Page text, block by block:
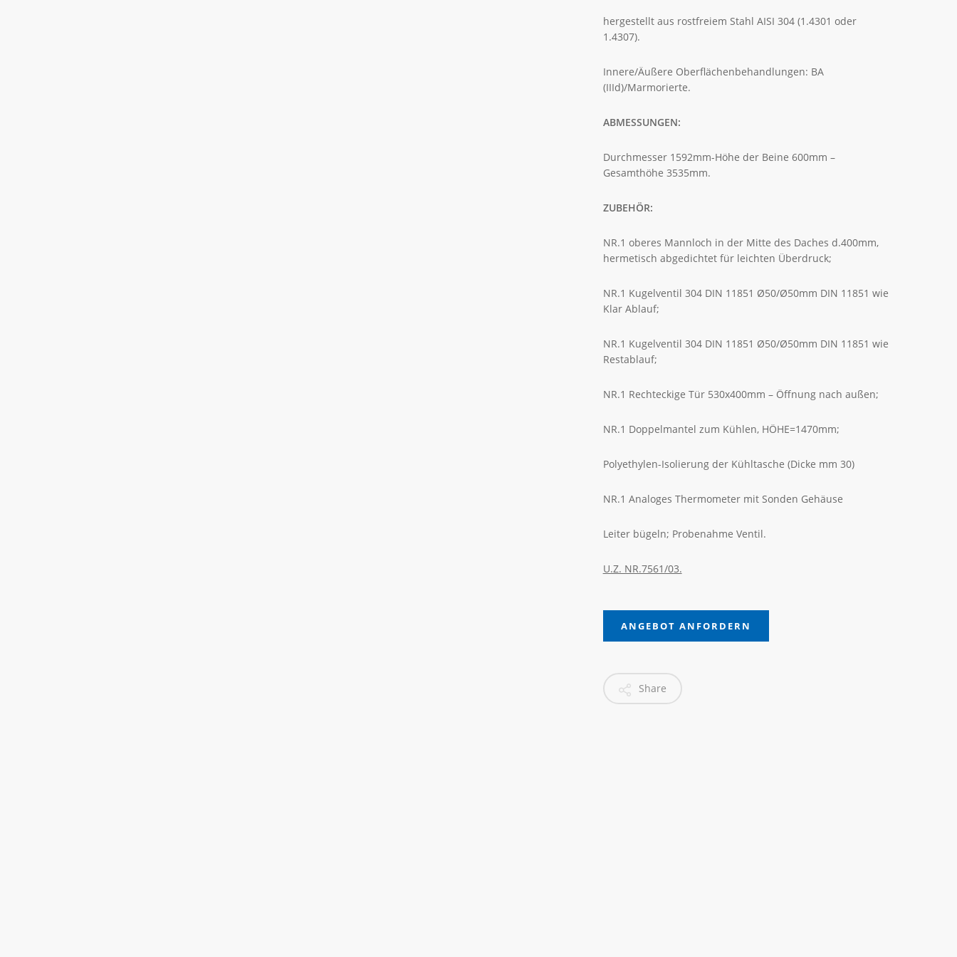
hergestellt aus rostfreiem Stahl AISI 304 (1.4301 oder
1.4307).
Innere/Äußere Oberflächenbehandlungen: BA
(IIId)/Marmorierte.
ABMESSUNGEN:
Durchmesser 1592mm-Höhe der Beine 600mm –
Gesamthöhe 3535mm.
ZUBEHÖR:
NR.1 oberes Mannloch in der Mitte des Daches d.400mm,
hermetisch abgedichtet für leichten Überdruck;
NR.1 Kugelventil 304 DIN 11851 Ø50/Ø50mm DIN 11851 wie
Klar Ablauf;
NR.1 Kugelventil 304 DIN 11851 Ø50/Ø50mm DIN 11851 wie
Restablauf;
NR.1 Rechteckige Tür 530x400mm – Öffnung nach außen;
NR.1 Doppelmantel zum Kühlen, HÖHE=1470mm;
Polyethylen-Isolierung der Kühltasche (Dicke mm 30)
NR.1 Analoges Thermometer mit Sonden Gehäuse
Leiter bügeln; Probenahme Ventil.
U.Z. NR.7561/03.
ANGEBOT ANFORDERN
Share